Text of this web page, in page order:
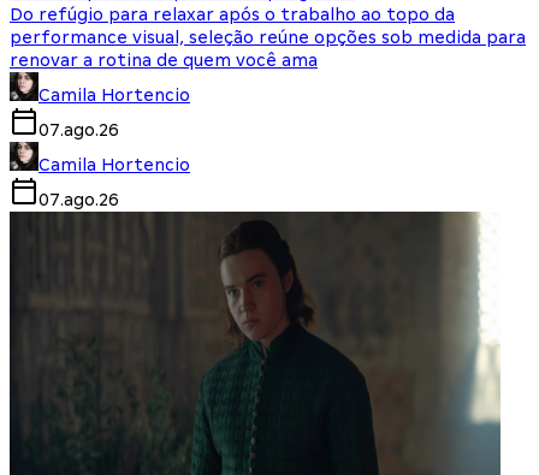
Do refúgio para relaxar após o trabalho ao topo da
performance visual, seleção reúne opções sob medida para
renovar a rotina de quem você ama
Camila Hortencio
07.ago.26
Camila Hortencio
07.ago.26